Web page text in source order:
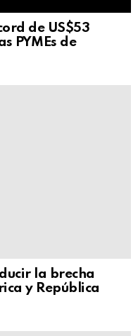
de US$53
PYMEs de
la brecha
y República